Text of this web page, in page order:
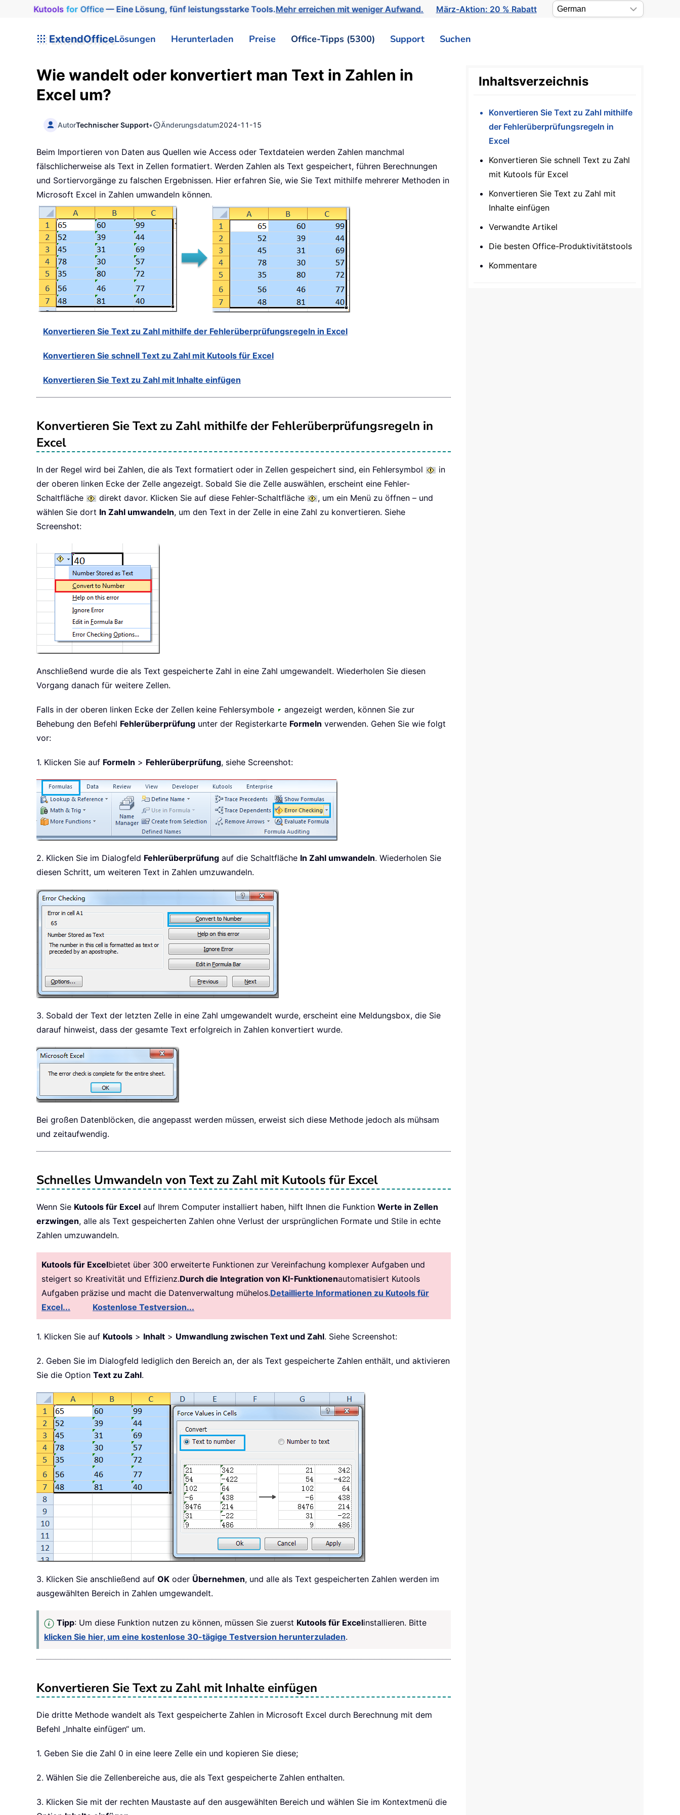
Kutools for Office— Eine Lösung, fünf leistungsstarke Tools.Mehr erreichen mit weniger Aufwand. März-Aktion: 20 % Rabatt
ExtendOfficeLösungen Herunterladen Preise Office-Tipps (5300) Support Suchen
Wie wandelt oder konvertiert man Text in Zahlen in
Excel um?
AutorTechnischer Support• Änderungsdatum2024-11-15
Beim Importieren von Daten aus Quellen wie Access oder Textdateien werden Zahlen manchmal
fälschlicherweise als Text in Zellen formatiert. Werden Zahlen als Text gespeichert, führen Berechnungen
und Sortiervorgänge zu falschen Ergebnissen. Hier erfahren Sie, wie Sie Text mithilfe mehrerer Methoden in
Microsoft Excel in Zahlen umwandeln können.
Konvertieren Sie Text zu Zahl mithilfe der Fehlerüberprüfungsregeln in Excel
Konvertieren Sie schnell Text zu Zahl mit Kutools für Excel
Konvertieren Sie Text zu Zahl mit Inhalte einfügen
Konvertieren Sie Text zu Zahl mithilfe der Fehlerüberprüfungsregeln in
Excel
In der Regel wird bei Zahlen, die als Text formatiert oder in Zellen gespeichert sind, ein Fehlersymbol
in
der oberen linken Ecke der Zelle angezeigt. Sobald Sie die Zelle auswählen, erscheint eine Fehler-
Schaltfläche
direkt davor. Klicken Sie auf diese Fehler-Schaltfläche
, um ein Menü zu öffnen – und
wählen Sie dort In Zahl umwandeln, um den Text in der Zelle in eine Zahl zu konvertieren. Siehe
Screenshot:
Anschließend wurde die als Text gespeicherte Zahl in eine Zahl umgewandelt. Wiederholen Sie diesen
Vorgang danach für weitere Zellen.
Falls in der oberen linken Ecke der Zellen keine Fehlersymbole
angezeigt werden, können Sie zur
Behebung den Befehl Fehlerüberprüfung unter der Registerkarte Formeln verwenden. Gehen Sie wie folgt
vor:
1. Klicken Sie auf Formeln > Fehlerüberprüfung, siehe Screenshot:
2. Klicken Sie im Dialogfeld Fehlerüberprüfung auf die Schaltfläche In Zahl umwandeln. Wiederholen Sie
diesen Schritt, um weiteren Text in Zahlen umzuwandeln.
3. Sobald der Text der letzten Zelle in eine Zahl umgewandelt wurde, erscheint eine Meldungsbox, die Sie
darauf hinweist, dass der gesamte Text erfolgreich in Zahlen konvertiert wurde.
Bei großen Datenblöcken, die angepasst werden müssen, erweist sich diese Methode jedoch als mühsam
und zeitaufwendig.
Schnelles Umwandeln von Text zu Zahl mit Kutools für Excel
Wenn Sie Kutools für Excel auf Ihrem Computer installiert haben, hilft Ihnen die Funktion Werte in Zellen
erzwingen, alle als Text gespeicherten Zahlen ohne Verlust der ursprünglichen Formate und Stile in echte
Zahlen umzuwandeln.
Kutools für Excelbietet über 300 erweiterte Funktionen zur Vereinfachung komplexer Aufgaben und
steigert so Kreativität und Effizienz.Durch die Integration von KI-Funktionenautomatisiert Kutools
Aufgaben präzise und macht die Datenverwaltung mühelos.Detaillierte Informationen zu Kutools für
Excel...
Kostenlose Testversion...
1. Klicken Sie auf Kutools > Inhalt > Umwandlung zwischen Text und Zahl. Siehe Screenshot:
2. Geben Sie im Dialogfeld lediglich den Bereich an, der als Text gespeicherte Zahlen enthält, und aktivieren
Sie die Option Text zu Zahl.
3. Klicken Sie anschließend auf OK oder Übernehmen, und alle als Text gespeicherten Zahlen werden im
ausgewählten Bereich in Zahlen umgewandelt.
Tipp: Um diese Funktion nutzen zu können, müssen Sie zuerst Kutools für Excelinstallieren. Bitte
klicken Sie hier, um eine kostenlose 30-tägige Testversion herunterzuladen.
Konvertieren Sie Text zu Zahl mit Inhalte einfügen
Die dritte Methode wandelt als Text gespeicherte Zahlen in Microsoft Excel durch Berechnung mit dem
Befehl „Inhalte einfügen“ um.
1. Geben Sie die Zahl 0 in eine leere Zelle ein und kopieren Sie diese;
2. Wählen Sie die Zellenbereiche aus, die als Text gespeicherte Zahlen enthalten.
3. Klicken Sie mit der rechten Maustaste auf den ausgewählten Bereich und wählen Sie im Kontextmenü die
Inhaltsverzeichnis
Konvertieren Sie Text zu Zahl mithilfe
der Fehlerüberprüfungsregeln in
Excel
Konvertieren Sie schnell Text zu Zahl
mit Kutools für Excel
Konvertieren Sie Text zu Zahl mit
Inhalte einfügen
Verwandte Artikel
Die besten Office-Produktivitätstools
Kommentare